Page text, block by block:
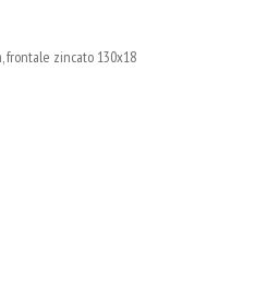
frontale zincato 130x18